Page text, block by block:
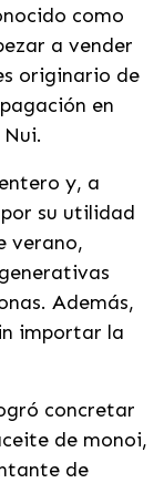
como
a vender
originario de
en
y, a
su utilidad
verano,
Además,
importar la
concretar
de monoi,
de